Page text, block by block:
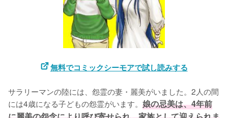
無料でコミックシーモアで試し読みする
サラリーマンの陸には、怨霊の妻・麗美がいました。2人の間
には4歳になる子どもの怨霊がいます。 娘の忌美は、4年前